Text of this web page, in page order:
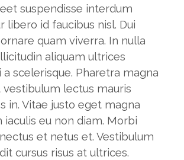
suspendisse interdum
libero id faucibus nisl. Dui
quam viverra. In nulla
aliquam ultrices
scelerisque. Pharetra magna
lectus mauris
in. Vitae justo eget magna
eu non diam. Morbi
et netus et. Vestibulum
cursus risus at ultrices.